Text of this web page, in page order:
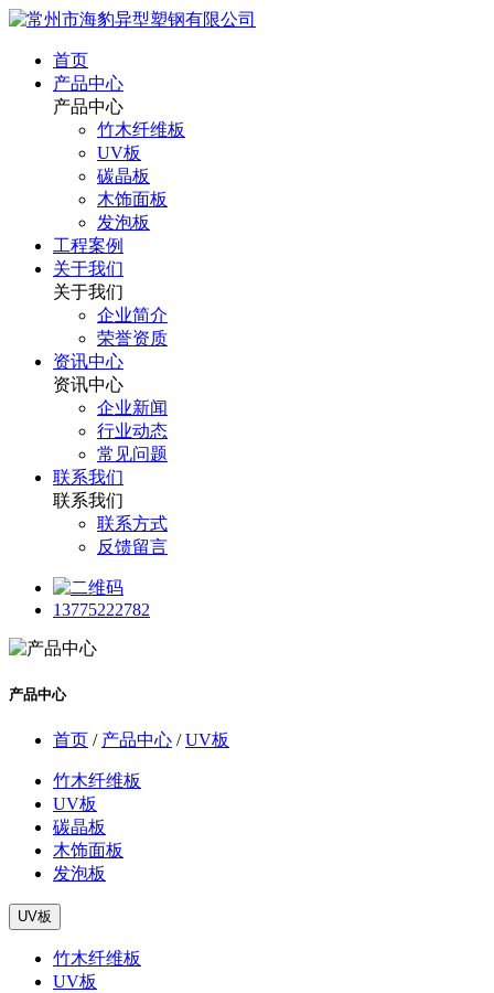
首页
产品中心
产品中心
竹木纤维板
UV板
碳晶板
木饰面板
发泡板
工程案例
关于我们
关于我们
企业简介
荣誉资质
资讯中心
资讯中心
企业新闻
行业动态
常见问题
联系我们
联系我们
联系方式
反馈留言
13775222782
产品中心
首页 / 产品中心 /UV板
竹木纤维板
UV板
碳晶板
木饰面板
发泡板
UV板
竹木纤维板
UV板